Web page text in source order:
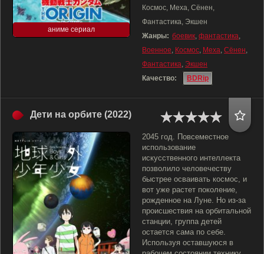
аниме сериал
Космос, Меха, Сёнен,
Фантастика, Экшен
Жанры: боевик, фантастика,
Военное, Космос, Меха, Сёнен,
Фантастика, Экшен
Качество:
BDRip
Дети на орбите (2022)
2045 год. Повсеместное
использование
искусственного интеллекта
позволило человечеству
быстрее осваивать космос, и
вот уже растет поколение,
рожденное на Луне. Но из-за
происшествия на орбитальной
станции, группа детей
остается сама по себе.
Используя оставшуюся в